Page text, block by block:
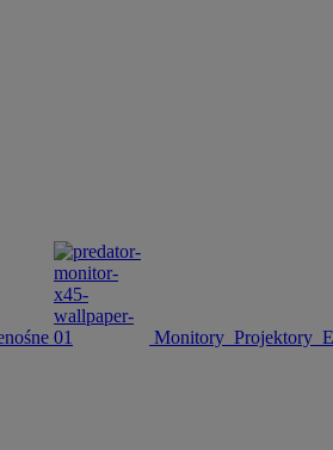
Monitory Projektory